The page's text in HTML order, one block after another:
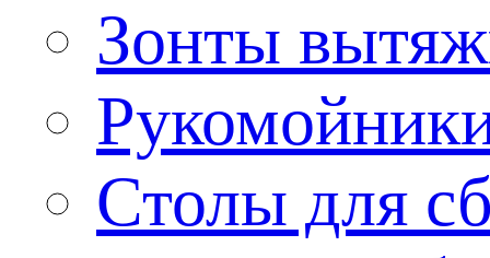
Зонты
Столы для